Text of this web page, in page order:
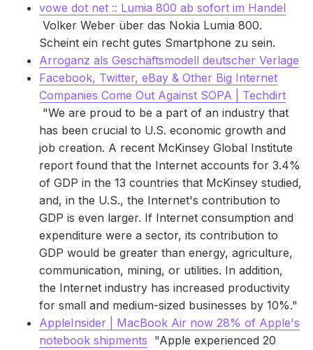
vowe dot net :: Lumia 800 ab sofort im Handel
Volker Weber über das Nokia Lumia 800.
Scheint ein recht gutes Smartphone zu sein.
Arroganz als Geschäftsmodell deutscher Verlage
Facebook, Twitter, eBay & Other Big Internet
Companies Come Out Against SOPA | Techdirt
"We are proud to be a part of an industry that
has been crucial to U.S. economic growth and
job creation. A recent McKinsey Global Institute
report found that the Internet accounts for 3.4%
of GDP in the 13 countries that McKinsey studied,
and, in the U.S., the Internet's contribution to
GDP is even larger. If Internet consumption and
expenditure were a sector, its contribution to
GDP would be greater than energy, agriculture,
communication, mining, or utilities. In addition,
the Internet industry has increased productivity
for small and medium-sized businesses by 10%."
AppleInsider | MacBook Air now 28% of Apple's
notebook shipments "Apple experienced 20